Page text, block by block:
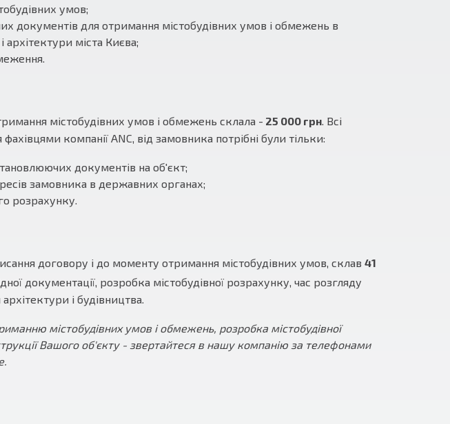
умов;
документів для отримання містобудівних умов і обмежень в
архітектури міста Києва;
містобудівних умов і обмежень склала - 25 000 грн. Всі
компанії ANC, від замовника потрібні були тільки:
документів на об'єкт;
замовника в державних органах;
розрахунку.
договору і до моменту отримання містобудівних умов, склав 41
документації, розробка містобудівної розрахунку, час розгляду
і будівництва.
містобудівних умов і обмежень, розробка містобудівної
Вашого об'єкту - звертайтеся в нашу компанію за телефонами